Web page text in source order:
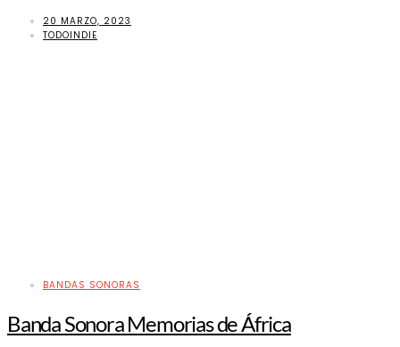
20 MARZO, 2023
TODOINDIE
BANDAS SONORAS
Banda Sonora Memorias de África